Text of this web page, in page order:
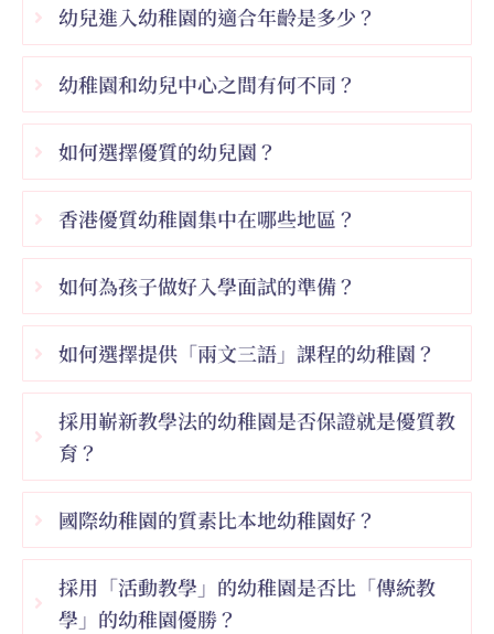
幼兒進入幼稚園的適合年齡是多少？
幼稚園和幼兒中心之間有何不同？
如何選擇優質的幼兒園？
香港優質幼稚園集中在哪些地區？
如何為孩子做好入學面試的準備？
如何選擇提供「兩文三語」課程的幼稚園？
採用嶄新教學法的幼稚園是否保證就是優質教
育？
國際幼稚園的質素比本地幼稚園好？
採用「活動教學」的幼稚園是否比「傳統教
學」的幼稚園優勝？